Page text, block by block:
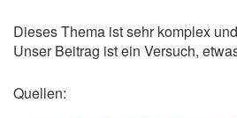
Dieses Thema ist sehr komplex
Unser Beitrag ist ein Versuch,
Quellen: